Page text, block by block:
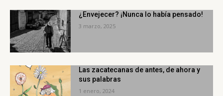
¿Envejecer? ¡Nunca lo había pensado!
3 marzo, 2025
Las zacatecanas de antes, de ahora y
sus palabras
1 enero, 2024